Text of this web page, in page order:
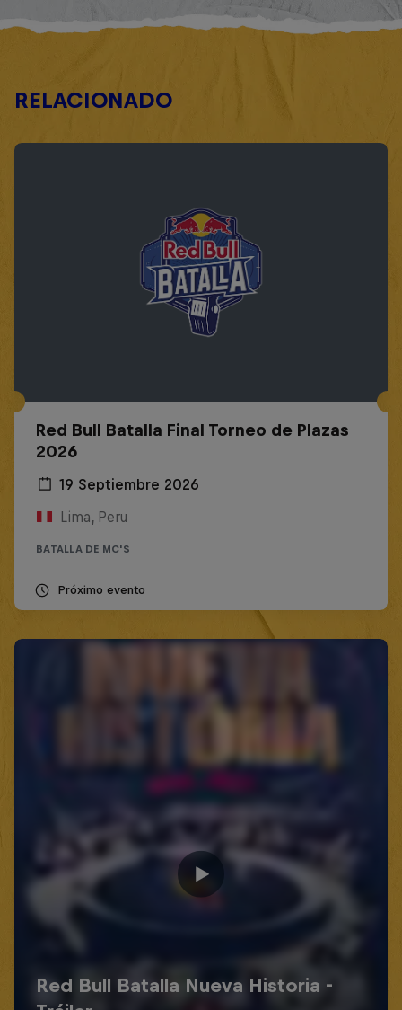
RELACIONADO
Red Bull Batalla Final Torneo de Plazas
2026
19 Septiembre 2026
Lima, Peru
BATALLA DE MC'S
Próximo evento